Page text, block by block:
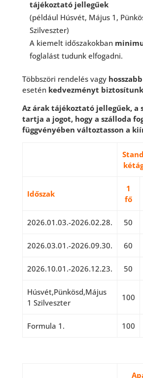
tájékoztató jellegűek
(például Húsvét, Május 1,
Szilveszter)
A kiemelt időszakokban
foglalást tudunk elfogadni.
Többszöri rendelés vagy
esetén kedvezményt biztosítunk
Az árak tájékoztató jellegűek, a
tartja a jogot, hogy a szálloda
függvényében változtasson a
Időszak
1
fő
2026.01.03.-2026.02.28. 50
2026.03.01.-2026.09.30. 60
2026.10.01.-2026.12.23. 50
Húsvét,Pünkösd,Május
1 Szilveszter
100
Formula 1. 100